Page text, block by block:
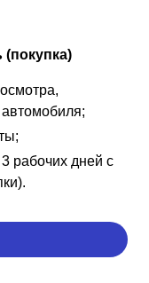
(покупка)
рабочих дней с